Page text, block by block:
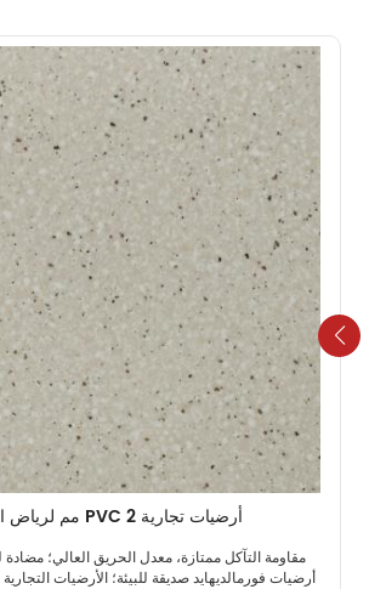
أرضيات تجارية PVC 2 مم لرياض الأطفال